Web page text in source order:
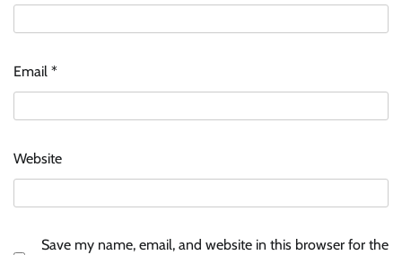
Email *
Website
Save my name, email, and website in this browser for the